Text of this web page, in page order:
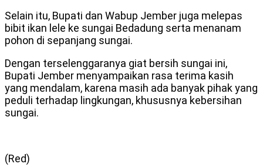
Selain itu, Bupati dan Wabup Jember juga melepas
bibit ikan lele ke sungai Bedadung serta menanam
pohon di sepanjang sungai.
Dengan terselenggaranya giat bersih sungai ini,
Bupati Jember menyampaikan rasa terima kasih
yang mendalam, karena masih ada banyak pihak yang
peduli terhadap lingkungan, khususnya kebersihan
sungai.
(Red)